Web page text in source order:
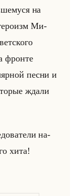
на
Ми­
фрон­те
песни и
ждали
на­
хита!